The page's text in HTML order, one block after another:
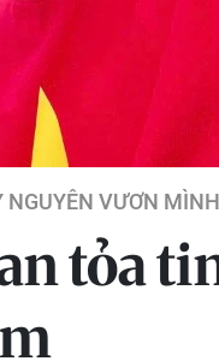
NGUYÊN VƯƠN MÌNH
tỏa